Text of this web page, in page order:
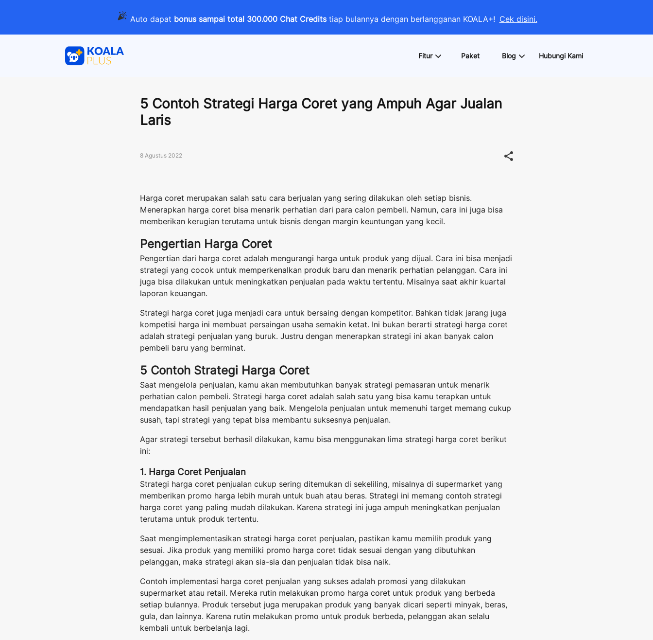
Auto dapat bonus sampai total 300.000 Chat Credits tiap bulannya dengan berlangganan KOALA+! Cek disini.
Fitur Paket Blog Hubungi Kami
5 Contoh Strategi Harga Coret yang Ampuh Agar Jualan
Laris
8 Agustus 2022
Harga coret merupakan salah satu cara berjualan yang sering dilakukan oleh setiap bisnis.
Menerapkan harga coret bisa menarik perhatian dari para calon pembeli. Namun, cara ini juga bisa
memberikan kerugian terutama untuk bisnis dengan margin keuntungan yang kecil.
Pengertian Harga Coret
Pengertian dari harga coret adalah mengurangi harga untuk produk yang dijual. Cara ini bisa menjadi
strategi yang cocok untuk memperkenalkan produk baru dan menarik perhatian pelanggan. Cara ini
juga bisa dilakukan untuk meningkatkan penjualan pada waktu tertentu. Misalnya saat akhir kuartal
laporan keuangan.
Strategi harga coret juga menjadi cara untuk bersaing dengan kompetitor. Bahkan tidak jarang juga
kompetisi harga ini membuat persaingan usaha semakin ketat. Ini bukan berarti strategi harga coret
adalah strategi penjualan yang buruk. Justru dengan menerapkan strategi ini akan banyak calon
pembeli baru yang berminat.
5 Contoh Strategi Harga Coret
Saat mengelola penjualan, kamu akan membutuhkan banyak strategi pemasaran untuk menarik
perhatian calon pembeli. Strategi harga coret adalah salah satu yang bisa kamu terapkan untuk
mendapatkan hasil penjualan yang baik. Mengelola penjualan untuk memenuhi target memang cukup
susah, tapi strategi yang tepat bisa membantu suksesnya penjualan.
Agar strategi tersebut berhasil dilakukan, kamu bisa menggunakan lima strategi harga coret berikut
ini:
1. Harga Coret Penjualan
Strategi harga coret penjualan cukup sering ditemukan di sekeliling, misalnya di supermarket yang
memberikan promo harga lebih murah untuk buah atau beras. Strategi ini memang contoh strategi
harga coret yang paling mudah dilakukan. Karena strategi ini juga ampuh meningkatkan penjualan
terutama untuk produk tertentu.
Saat mengimplementasikan strategi harga coret penjualan, pastikan kamu memilih produk yang
sesuai. Jika produk yang memiliki promo harga coret tidak sesuai dengan yang dibutuhkan
pelanggan, maka strategi akan sia-sia dan penjualan tidak bisa naik.
Contoh implementasi harga coret penjualan yang sukses adalah promosi yang dilakukan
supermarket atau retail. Mereka rutin melakukan promo harga coret untuk produk yang berbeda
setiap bulannya. Produk tersebut juga merupakan produk yang banyak dicari seperti minyak, beras,
gula, dan lainnya. Karena rutin melakukan promo untuk produk berbeda, pelanggan akan selalu
kembali untuk berbelanja lagi.